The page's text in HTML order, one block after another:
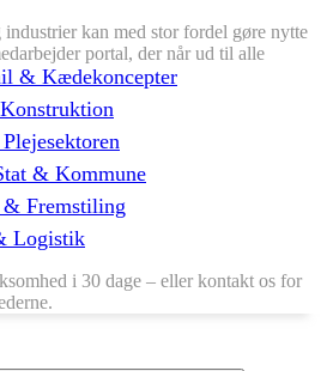
kan med stor fordel gøre nytte
portal, der når ud til alle
& Kædekoncepter
& Kommune
Fremstiling
Logistik
i 30 dage – eller kontakt os for